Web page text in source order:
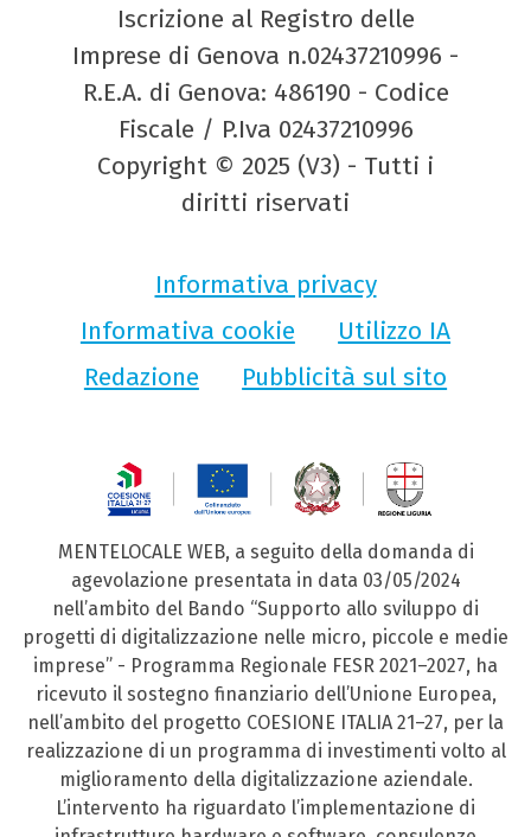
Iscrizione al Registro delle
Imprese di Genova n.02437210996 -
R.E.A. di Genova: 486190 - Codice
Fiscale / P.Iva 02437210996
Copyright © 2025 (V3) - Tutti i
diritti riservati
Informativa privacy
Informativa cookie
Utilizzo IA
Redazione
Pubblicità sul sito
MENTELOCALE WEB, a seguito della domanda di
agevolazione presentata in data 03/05/2024
nell’ambito del Bando “Supporto allo sviluppo di
progetti di digitalizzazione nelle micro, piccole e medie
imprese” - Programma Regionale FESR 2021–2027, ha
ricevuto il sostegno finanziario dell’Unione Europea,
nell’ambito del progetto COESIONE ITALIA 21–27, per la
realizzazione di un programma di investimenti volto al
miglioramento della digitalizzazione aziendale.
L’intervento ha riguardato l’implementazione di